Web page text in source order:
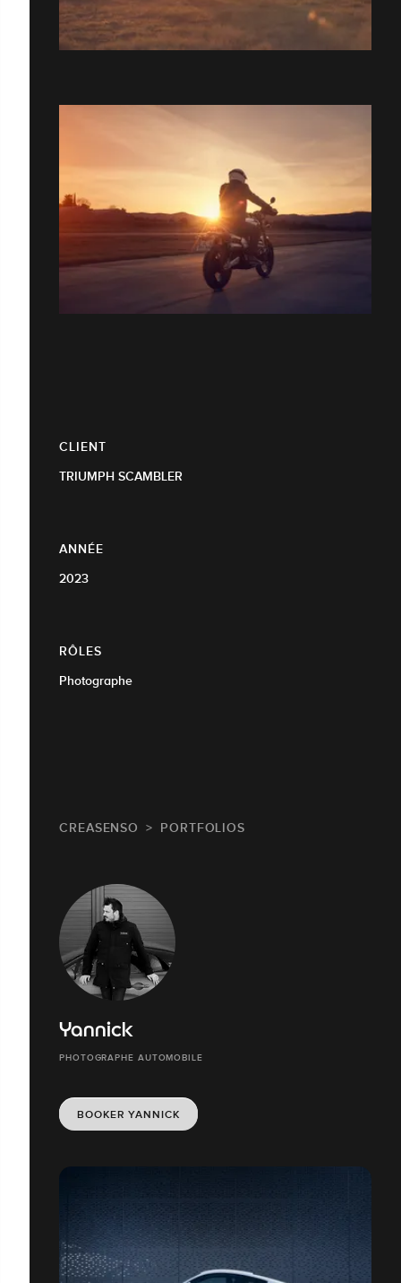
CLIENT
TRIUMPH SCAMBLER
ANNÉE
2023
RÔLES
Photographe
CREASENSO PORTFOLIOS
Yannick
PHOTOGRAPHE AUTOMOBILE
BOOKER YANNICK